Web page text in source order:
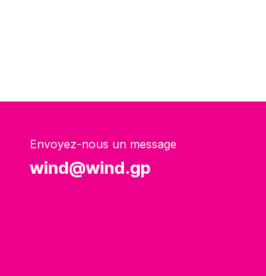
Envoyez-nous un message
wind@wind.gp